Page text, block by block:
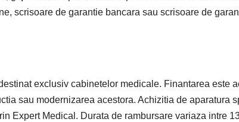
scrisoare de garantie bancara sau scrisoare de
exclusiv cabinetelor medicale. Finantarea este
sau modernizarea acestora. Achizitia de aparatura
Expert Medical. Durata de rambursare variaza intre